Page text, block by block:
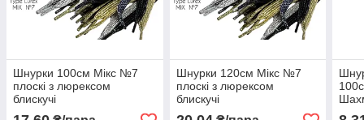
Шнурки 100см Мікс №7
плоскі з люрексом
блискучі
Шнурки 120см Мікс №7
плоскі з люрексом
блискучі